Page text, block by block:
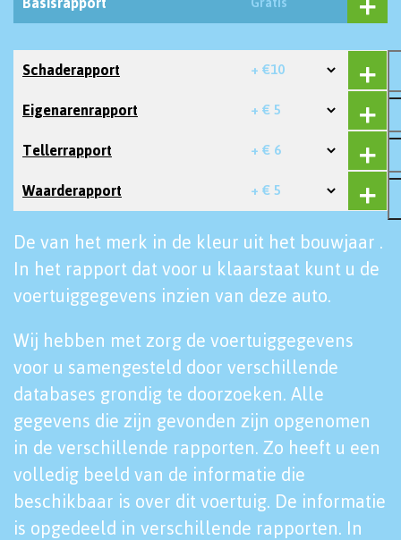
Schaderapport + €10
Eigenarenrapport + € 5
Tellerrapport + € 6
Waarderapport + € 5
De van het merk in de kleur uit het bouwjaar .
In het rapport dat voor u klaarstaat kunt u de
voertuiggegevens inzien van deze auto.
Wij hebben met zorg de voertuiggegevens
voor u samengesteld door verschillende
databases grondig te doorzoeken. Alle
gegevens die zijn gevonden zijn opgenomen
in de verschillende rapporten. Zo heeft u een
volledig beeld van de informatie die
beschikbaar is over dit voertuig. De informatie
is opgedeeld in verschillende rapporten. In